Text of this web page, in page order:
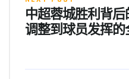
中超蓉城胜利背
调整到球员发挥